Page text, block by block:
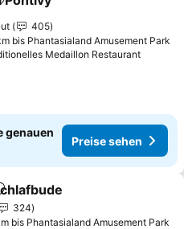
Favoriten hinzufügen
405
bis Phantasialand Amusement Park
Medaillon Restaurant
genauen
Preise sehen
Favoriten hinzufügen
324
bis Phantasialand Amusement Park